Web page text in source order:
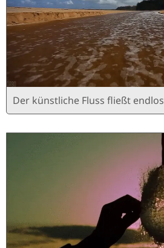
Der künstliche Fluss fließt endlos